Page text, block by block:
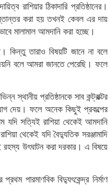
রাশিয়ার ঠিকাদারি প্রতিষ্ঠানের।
করা হয় তখনই কেবল এর দায়
মালামাল আমদানি করা হচ্ছে।
কিন্তু তারাও বিষয়টি জানে না বলে
বলে আমরা জানতে পেরেছি। ফলে
স্থানীয় প্রতিষ্ঠানকে সাব কন্ট্রাক্টর
দেয়। ফলে অনেক কিছুই প্রকল্পের
যদি সত্যিই রাশিয়া থেকেই আমদানি
থেকেই যদি বৈদ্যুতিক সরঞ্জামাদি
রহস্য উৎঘাটন করা দরকার। এ বিষয়ে
পারমাণবিক বিদ্যুৎকেন্দ্র নির্মাণ